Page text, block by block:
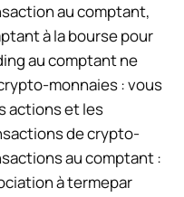
au comptant,
à la bourse pour
au comptant ne
monnaies : vous
actions et les
de crypto-
au comptant :
à termepar